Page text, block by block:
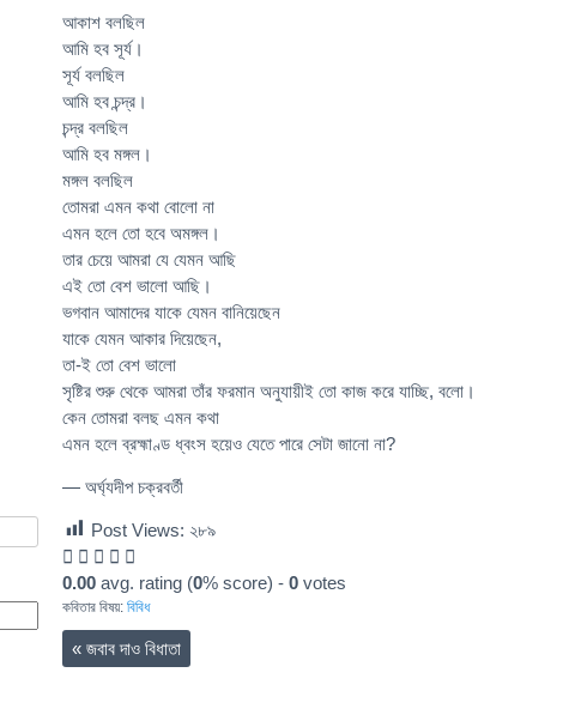
আকাশ বলছিল
আমি হব সূর্য।
সূর্য বলছিল
আমি হব চন্দ্র।
চন্দ্র বলছিল
আমি হব মঙ্গল।
মঙ্গল বলছিল
তোমরা এমন কথা বোলো না
এমন হলে তো হবে অমঙ্গল।
তার চেয়ে আমরা যে যেমন আছি
এই তো বেশ ভালো আছি।
ভগবান আমাদের যাকে যেমন বানিয়েছেন
যাকে যেমন আকার দিয়েছেন,
তা-ই তো বেশ ভালো
সৃষ্টির শুরু থেকে আমরা তাঁর ফরমান অনুযায়ীই তো কাজ করে যাচ্ছি, বলো।
কেন তোমরা বলছ এমন কথা
এমন হলে ব্রহ্মাণ্ড ধ্বংস হয়েও যেতে পারে সেটা জানো না?
— অর্ঘ্যদীপ চক্রবর্তী
Post Views: ২৮৯
0.00 avg. rating (0% score) - 0 votes
কবিতার বিষয়: বিবিধ
« জবাব দাও বিধাতা